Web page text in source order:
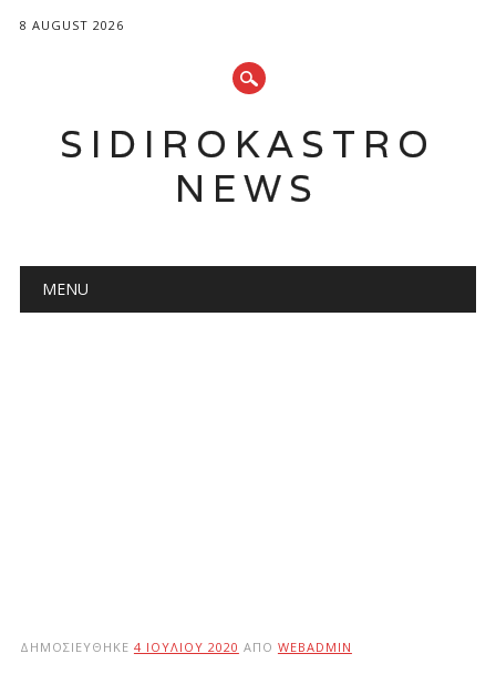
8 AUGUST 2026
SIDIROKASTRO
NEWS
Main menu
MENU
ΔΗΜΟΣΙΕΎΘΗΚΕ 4 ΙΟΥΛΊΟΥ 2020 ΑΠΌ WEBADMIN